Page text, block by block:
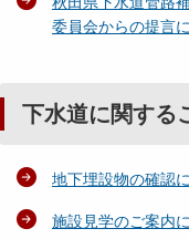
委員会からの提言
下水道に関する
地下埋設物の確認
施設見学のご案内